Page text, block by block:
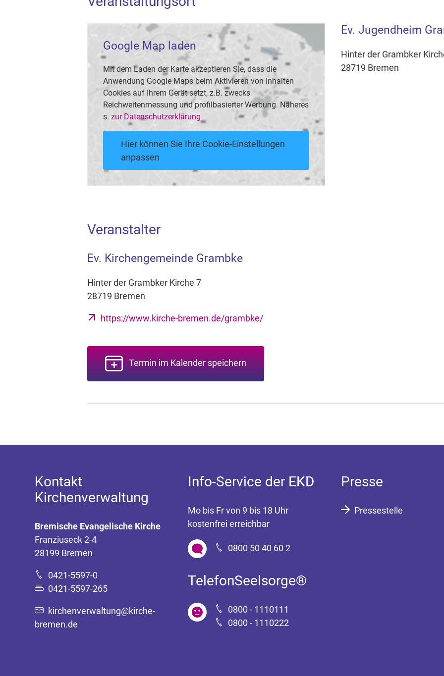
Google Map laden
Mit dem Laden der Karte akzeptieren Sie, dass die
Anwendung Google Maps beim Aktivieren von Inhalten
Cookies auf Ihrem Gerät setzt, z.B. zwecks
Reichweitenmessung und profilbasierter Werbung. Näheres
s. zur Datenschutzerklärung
Hier können Sie Ihre Cookie-Einstellungen
anpassen
Ev. Jugendheim
Hinter der Grambker
28719 Bremen
Veranstalter
Ev. Kirchengemeinde Grambke
Hinter der Grambker Kirche 7
28719 Bremen
https://www.kirche-bremen.de/grambke/
Termin im Kalender speichern
Kontakt
Kirchenverwaltung
Bremische Evangelische Kirche
Franziuseck 2-4
28199 Bremen
0421-5597-0
0421-5597-265
kirchenverwaltung@kirche-
bremen.de
Info-Service der EKD
Mo bis Fr von 9 bis 18 Uhr
kostenfrei erreichbar
0800 50 40 60 2
TelefonSeelsorge®
0800 - 1110111
0800 - 1110222
Presse
Pressestelle